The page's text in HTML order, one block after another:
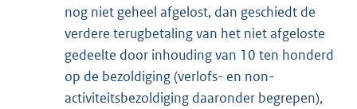
nog niet geheel afgelost, dan geschiedt de
verdere terugbetaling van het niet afgeloste
gedeelte door inhouding van 10 ten honderd
op de bezoldiging (verlofs- en non-
activiteitsbezoldiging daaronder begrepen),